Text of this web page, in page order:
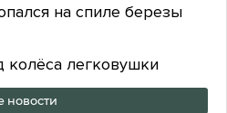
на спиле березы
колёса легковушки
новости